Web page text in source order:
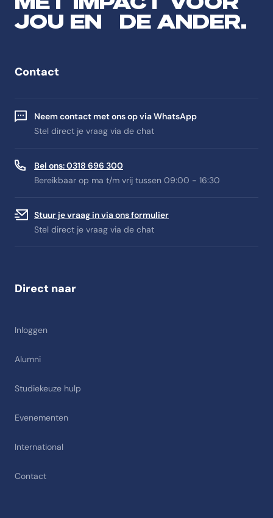
JOU EN DE ANDER.
Contact
Neem contact met ons op via WhatsApp
Stel direct je vraag via de chat
Bel ons: 0318 696 300
Bereikbaar op ma t/m vrij tussen 09:00 - 16:30
Stuur je vraag in via ons formulier
Stel direct je vraag via de chat
Direct naar
Inloggen
Alumni
Studiekeuze hulp
Evenementen
International
Contact